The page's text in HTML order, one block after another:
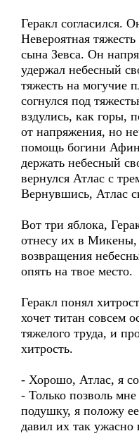
Геракл согласился.
Невероятная
сына Зевса. Он
удержал небесный
тяжесть на могучие
согнулся под
вздулись, как горы,
от напряжения, но
помощь богини
держать небесный
вернулся Атлас с
Вернувшись, Атлас
Вот три яблока,
отнесу их в
возвращения
опять на твое место.
Геракл понял
хочет титан совсем
тяжелого труда, и
хитрость.
- Хорошо, Атлас, я
- Только позволь
подушку, я положу
давил их так ужасно